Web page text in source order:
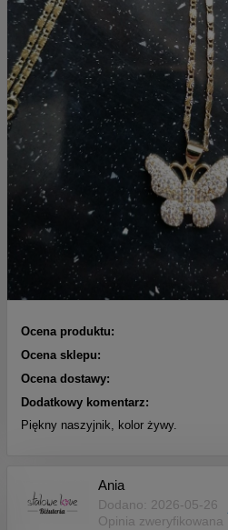
Ocena produktu:
Ocena sklepu:
Ocena dostawy:
Dodatkowy komentarz:
Piękny naszyjnik, kolor żywy.
Ania
Dodano: 2026-05-26
Opinia zweryfikowana